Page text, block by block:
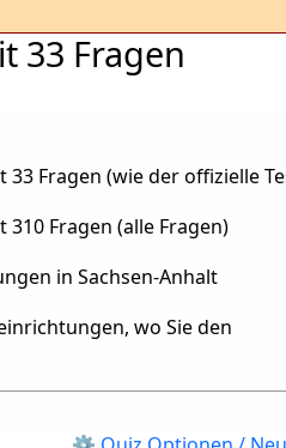
33 Fragen
Fragen (wie der offizielle
Fragen (alle Fragen)
in Sachsen-Anhalt
wo Sie den